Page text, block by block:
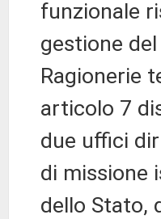
funzionale
gestione del
Ragionerie
articolo 7
due uffici
di missione
dello Stato,